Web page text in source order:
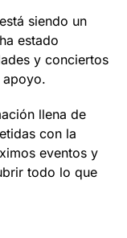
siendo un
estado
y conciertos
apoyo.
llena de
con la
eventos y
todo lo que